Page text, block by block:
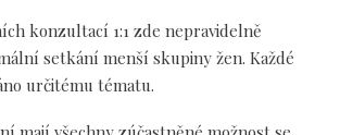
konzultací 1:1 zde nepravidelně
setkání menší skupiny žen. Každé
určitému tématu.